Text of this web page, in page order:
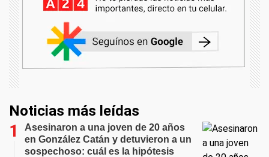
Noticias más leídas
Asesinaron a una joven de 20 años
en González Catán y detuvieron a un
sospechoso: cuál es la hipótesis